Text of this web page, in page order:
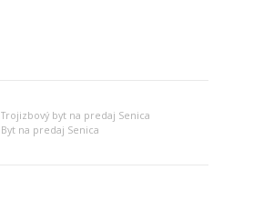
Trojizbový byt na predaj Senica
Byt na predaj Senica